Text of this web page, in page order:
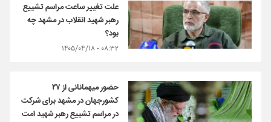
علت تغییر ساعت مراسم تشییع
رهبر شهید انقلاب در مشهد چه
بود؟
۰۸:۳۲ - ۱۴۰۵/۰۴/۱۸
حضور میهمانانی از ۲۷
کشورجهان در مشهد برای شرکت
در مراسم تشییع رهبر شهید امت